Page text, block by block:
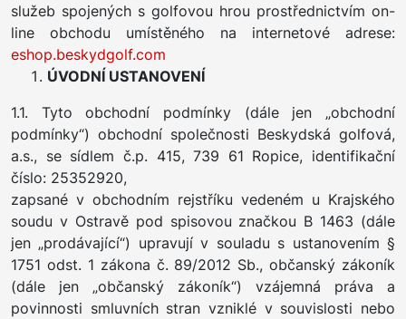
služeb spojených s golfovou hrou prostřednictvím on-
line obchodu umístěného na internetové adrese:
eshop.beskydgolf.com
ÚVODNÍ USTANOVENÍ
1.1. Tyto obchodní podmínky (dále jen „obchodní
podmínky“) obchodní společnosti Beskydská golfová,
a.s., se sídlem č.p. 415, 739 61 Ropice, identifikační
číslo: 25352920,
zapsané v obchodním rejstříku vedeném u Krajského
soudu v Ostravě pod spisovou značkou B 1463 (dále
jen „prodávající“) upravují v souladu s ustanovením §
1751 odst. 1 zákona č. 89/2012 Sb., občanský zákoník
(dále jen „občanský zákoník“) vzájemná práva a
povinnosti smluvních stran vzniklé v souvislosti nebo